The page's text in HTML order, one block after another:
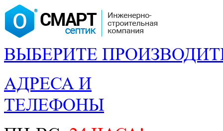
ВЫБЕРИТЕ
АДРЕСА И
ТЕЛЕФОНЫ